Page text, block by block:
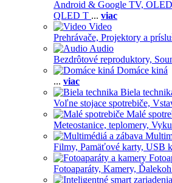
Android & Google TV,
QLED T ... viac
Video
Prehrávače, Projektory a
Audio
Bezdrôtové reproduktory,
Domáce kiná
... viac
Biela
Voľne stojace spotrebiče,
Malé
Meteostanice, teplomery,
Filmy, Pamäťové karty, USB
Fotoaparáty, Kamery,